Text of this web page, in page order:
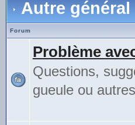
Autre général
Forum
Problème
Questions,
gueule ou